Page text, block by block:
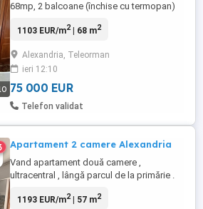
68mp, 2 balcoane (închise cu termopan)
Mircea Scarlat, pe strada Ion Creanga, în
parchet lemn, apartamentul a fost izolat
pe exterior. Pentru detalii, va rugam sa ne
contactați telefonic.
1103 EUR/m2| 68 m2
Alexandria, Teleorman
ieri 12:10
75 000 EUR
Telefon validat
Apartament 2 camere Alexandria
Vand apartament două camere ,
ultracentral , lângă parcul de la primărie .
utilată complet , aer condiționat , centrală
1193 EUR/m2| 57 m2